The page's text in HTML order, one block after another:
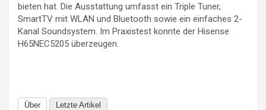
bieten hat. Die Ausstattung umfasst ein Triple Tuner,
SmartTV mit WLAN und Bluetooth sowie ein einfaches 2-
Kanal Soundsystem. Im Praxistest konnte der Hisense
H65NEC5205 überzeugen.
Über Letzte Artikel